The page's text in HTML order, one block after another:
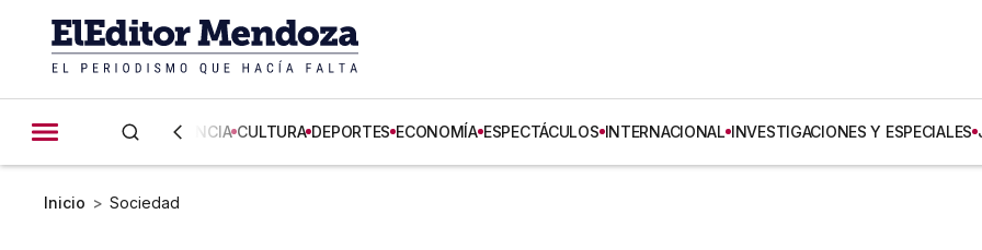
CIENCIA CULTURA DEPORTES ECONOMÍA ESPECTÁCULOS INTERNACIONAL INVESTIGACIONES Y ESPECIALES
Inicio > Sociedad